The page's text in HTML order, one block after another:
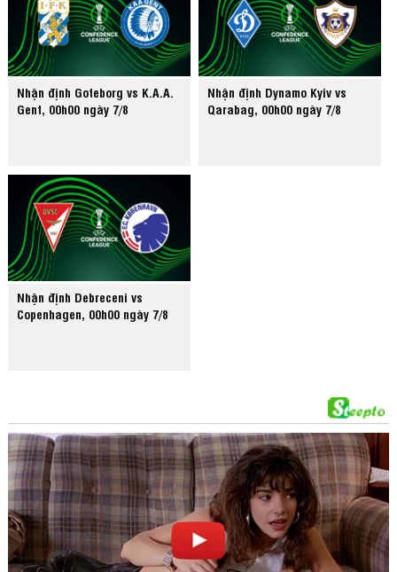
Nhận định Goteborg vs K.A.A.
Gent, 00h00 ngày 7/8
Nhận định Dynamo Kyiv vs
Qarabag, 00h00 ngày 7/8
Nhận định Debreceni vs
Copenhagen, 00h00 ngày 7/8